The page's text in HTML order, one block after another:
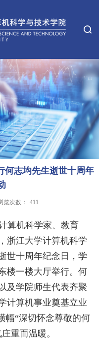
何志均先生逝世十周年
览次数： 411
算机科学家、教育
浙江大学计算机科学
世十周年纪念日，学
楼一楼大厅举行。何
及学院师生代表齐聚
计算机事业奠基立业
幅“深切怀念尊敬的何
重而温暖。